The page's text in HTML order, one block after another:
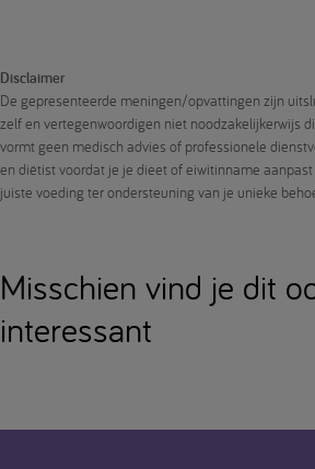
Disclaimer
De gepresenteerde meningen/opvattingen zijn
zelf en vertegenwoordigen niet noodzakelijkerwijs
vormt geen medisch advies of professionele
en diëtist voordat je je dieet of eiwitinname
juiste voeding ter ondersteuning van je unieke
Misschien vind je dit
interessant